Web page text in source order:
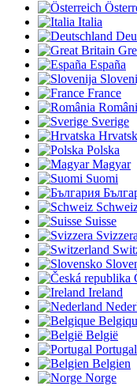
Italia
España
France
Sverige
Polska
Magyar
Suomi
Suisse
Svizzera
Ireland
België
Portugal
Belgien
Norge